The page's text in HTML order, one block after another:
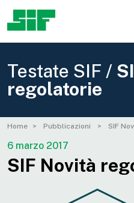
Testate SIF /
regolatorie
Home Pubblicazioni SIF
6 marzo 2017
SIF Novità